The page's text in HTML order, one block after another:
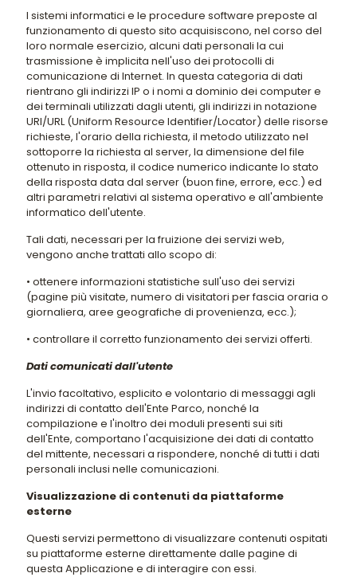
I sistemi informatici e le procedure software preposte al
funzionamento di questo sito acquisiscono, nel corso del
loro normale esercizio, alcuni dati personali la cui
trasmissione è implicita nell'uso dei protocolli di
comunicazione di Internet. In questa categoria di dati
rientrano gli indirizzi IP o i nomi a dominio dei computer e
dei terminali utilizzati dagli utenti, gli indirizzi in notazione
URI/URL (Uniform Resource Identifier/Locator) delle risorse
richieste, l'orario della richiesta, il metodo utilizzato nel
sottoporre la richiesta al server, la dimensione del file
ottenuto in risposta, il codice numerico indicante lo stato
della risposta data dal server (buon fine, errore, ecc.) ed
altri parametri relativi al sistema operativo e all'ambiente
informatico dell'utente.
Tali dati, necessari per la fruizione dei servizi web,
vengono anche trattati allo scopo di:
• ottenere informazioni statistiche sull'uso dei servizi
(pagine più visitate, numero di visitatori per fascia oraria o
giornaliera, aree geografiche di provenienza, ecc.);
• controllare il corretto funzionamento dei servizi offerti.
Dati comunicati dall'utente
L'invio facoltativo, esplicito e volontario di messaggi agli
indirizzi di contatto dell'Ente Parco, nonché la
compilazione e l'inoltro dei moduli presenti sui siti
dell'Ente, comportano l'acquisizione dei dati di contatto
del mittente, necessari a rispondere, nonché di tutti i dati
personali inclusi nelle comunicazioni.
Visualizzazione di contenuti da piattaforme
esterne
Questi servizi permettono di visualizzare contenuti ospitati
su piattaforme esterne direttamente dalle pagine di
questa Applicazione e di interagire con essi.